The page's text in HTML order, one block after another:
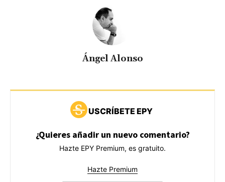
Ángel Alonso
USCRÍBETE EPY
¿Quieres añadir un nuevo comentario?
Hazte EPY Premium, es gratuito.
Hazte Premium